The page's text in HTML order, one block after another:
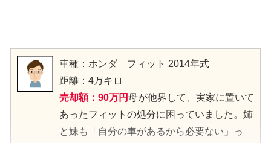
今でも時々、休日に父とドライブした思い出
が蘇ってきます。でも、次のオーナーさんに
も大切に乗ってもらえると思うと、売却を決
めて良かったなって。査定額の差額分は、父
の供養に使わせてもらいました。
「後で揉めるのは絶対に嫌だな」って思った
ので、傷についても査定時に「これについて
はどうですか？」って確認しました。
意外にも「この程度なら全然問題ありません
よ」って言われて、ホッとしましたね。
ったので、念のため販売店に確認したら完済
済みとわかって、ホッとしました。バンパー
の下部に擦った跡があったので、査定前に洗
車して、傷の状態がはっきり分かるようにし
ました。走行距離は9万キロ。「まあまあか
な」って思ってましたけど、査定員さんに
車種：ホンダ フィット 2014年式
距離：4万キロ
売却額：90万円母が他界して、実家に置いて
あったフィットの処分に困っていました。姉
と妹も「自分の車があるから必要ない」っ